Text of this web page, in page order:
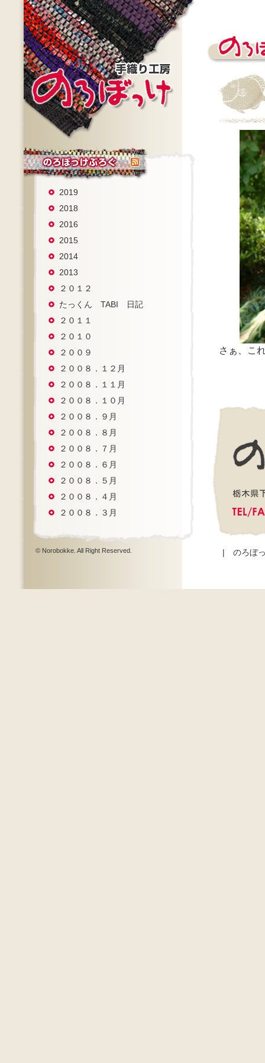
2019
2018
2016
2015
2014
2013
２０１２
たっくん TABI 日記
２０１１
２０１０
２００９
２００８．１２月
２００８．１１月
２００８．１０月
２００８．９月
２００８．８月
２００８．７月
２００８．６月
２００８．５月
２００８．４月
２００８．３月
© Norobokke. All Right Reserved.
さぁ、こ
| のろぼ